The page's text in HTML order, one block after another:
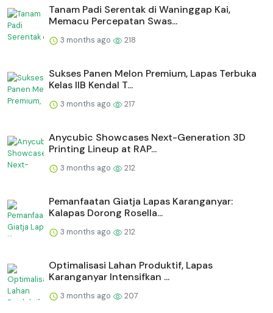
Tanam Padi Serentak di Waninggap Kai,
Memacu Percepatan Swas...
3 months ago 218
Sukses Panen Melon Premium, Lapas Terbuka
Kelas IIB Kendal T...
3 months ago 217
Anycubic Showcases Next-Generation 3D
Printing Lineup at RAP...
3 months ago 212
Pemanfaatan Giatja Lapas Karanganyar:
Kalapas Dorong Rosella...
3 months ago 212
Optimalisasi Lahan Produktif, Lapas
Karanganyar Intensifkan ...
3 months ago 207